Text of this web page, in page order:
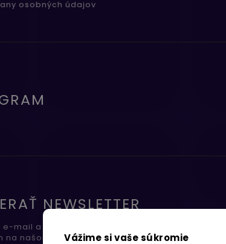
Vážime si vaše súkromie
osobných údajov
NEWSLETTER
e-mail a my Vám budeme zasielať informácie o
na našom e-shope.